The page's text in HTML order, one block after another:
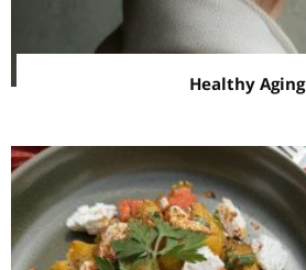
Healthy Aging